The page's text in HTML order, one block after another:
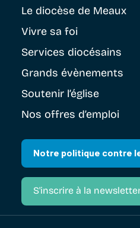
Le diocèse de Meaux
Vivre sa foi
Services diocésains
Grands évènements
Soutenir l’église
Nos offres d’emploi
Notre politique contre
S'inscrire à la